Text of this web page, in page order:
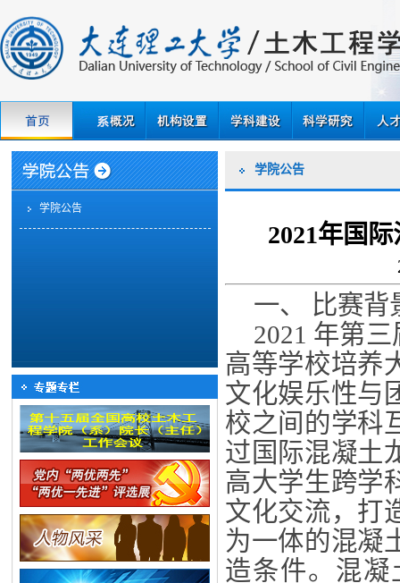
学院公告
学院公告
2021年国
一、 比赛背
2021 年第
高等学校培养
文化娱乐性与
校之间的学科
过国际混凝土
高大学生跨学
文化交流，打
为一体的混凝
造条件。混